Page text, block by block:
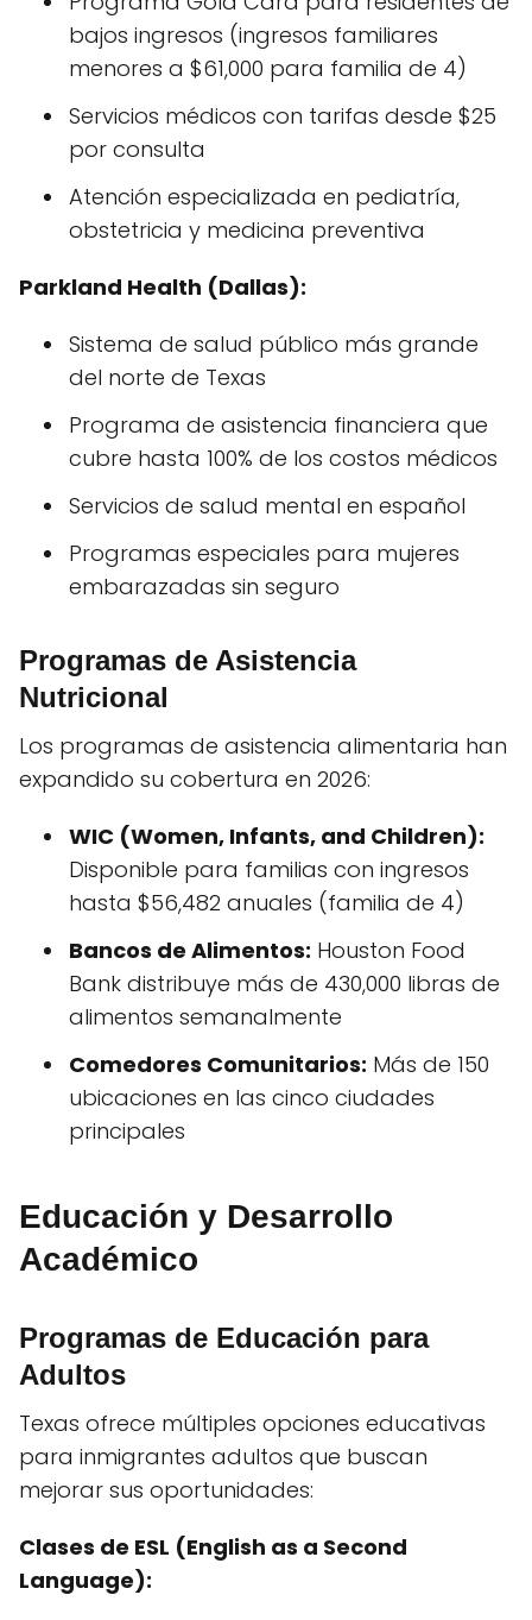
bajos ingresos (ingresos familiares
menores a $61,000 para familia de 4)
Servicios médicos con tarifas desde $25
por consulta
Atención especializada en pediatría,
obstetricia y medicina preventiva
Parkland Health (Dallas):
Sistema de salud público más grande
del norte de Texas
Programa de asistencia financiera que
cubre hasta 100% de los costos médicos
Servicios de salud mental en español
Programas especiales para mujeres
embarazadas sin seguro
Programas de Asistencia
Nutricional
Los programas de asistencia alimentaria han
expandido su cobertura en 2026:
WIC (Women, Infants, and Children):
Disponible para familias con ingresos
hasta $56,482 anuales (familia de 4)
Bancos de Alimentos: Houston Food
Bank distribuye más de 430,000 libras de
alimentos semanalmente
Comedores Comunitarios: Más de 150
ubicaciones en las cinco ciudades
principales
Educación y Desarrollo
Académico
Programas de Educación para
Adultos
Texas ofrece múltiples opciones educativas
para inmigrantes adultos que buscan
mejorar sus oportunidades:
Clases de ESL (English as a Second
Language):